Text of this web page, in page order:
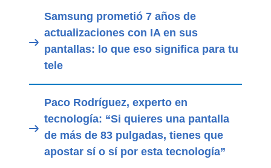
Samsung prometió 7 años de
actualizaciones con IA en sus
pantallas: lo que eso significa para tu
tele
Paco Rodríguez, experto en
tecnología: “Si quieres una pantalla
de más de 83 pulgadas, tienes que
apostar sí o sí por esta tecnología”